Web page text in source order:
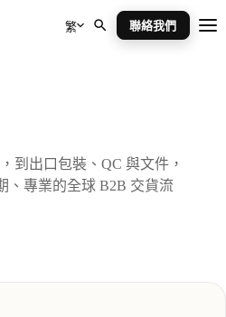
繁 聯絡我們
到出口包裝、QC 與文件，
、專業的全球 B2B 交貨流